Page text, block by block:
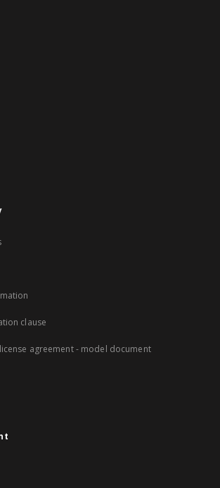
clause
agreement - model document